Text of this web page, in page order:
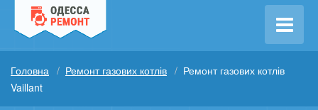
Головна Ремонт газових котлів
Ремонт газових котлів
Vaillant